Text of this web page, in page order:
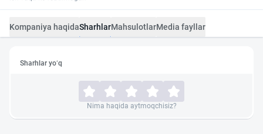
Kompaniya haqidaSharhlarMahsulotlarMedia fayllar
Sharhlar yo‘q
Nima haqida aytmoqchisiz?